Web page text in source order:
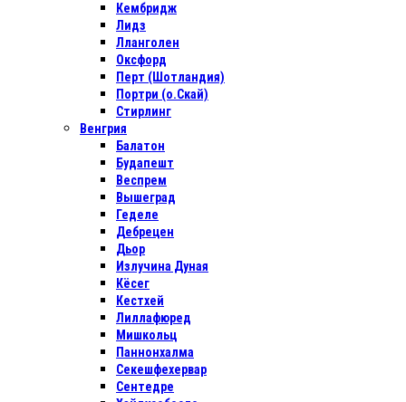
Кембридж
Лидз
Лланголен
Оксфорд
Перт (Шотландия)
Портри (о.Скай)
Стирлинг
Венгрия
Балатон
Будапешт
Веспрем
Вышеград
Геделе
Дебрецен
Дьор
Излучина Дуная
Кёсег
Кестхей
Лиллафюред
Мишкольц
Паннонхалма
Секешфехервар
Сентедре